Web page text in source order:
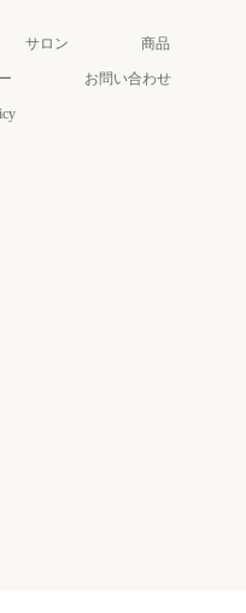
サロン 商品
お問い合わせ